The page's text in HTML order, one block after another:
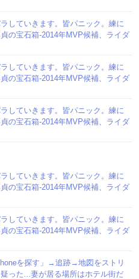
していきます。皆パニック。練に
の宝石箱-2014年MVP候補、ライダ
していきます。皆パニック。練に
の宝石箱-2014年MVP候補、ライダ
していきます。皆パニック。練に
の宝石箱-2014年MVP候補、ライダ
していきます。皆パニック。練に
の宝石箱-2014年MVP候補、ライダ
していきます。皆パニック。練に
の宝石箱-2014年MVP候補、ライダ
を探す」→追跡→地図をストリ
った...妻が居る場所はホテル街だ